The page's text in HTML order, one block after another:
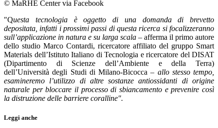
© MaRHE Center via Facebook
"Questa tecnologia è oggetto di una domanda di brevetto
depositata, infatti i prossimi passi di questa ricerca si focalizzeranno
sull’applicazione in natura e su larga scala – afferma il primo autore
dello studio Marco Contardi, ricercatore affiliato del gruppo Smart
Materials dell’Istituto Italiano di Tecnologia e ricercatore del DISAT
(Dipartimento di Scienze dell’Ambiente e della Terra)
dell’Università degli Studi di Milano-Bicocca – allo stesso tempo,
esamineremo l’utilizzo di altre sostanze antiossidanti di origine
naturale per bloccare il processo di sbiancamento e prevenire così
la distruzione delle barriere coralline".
Leggi anche